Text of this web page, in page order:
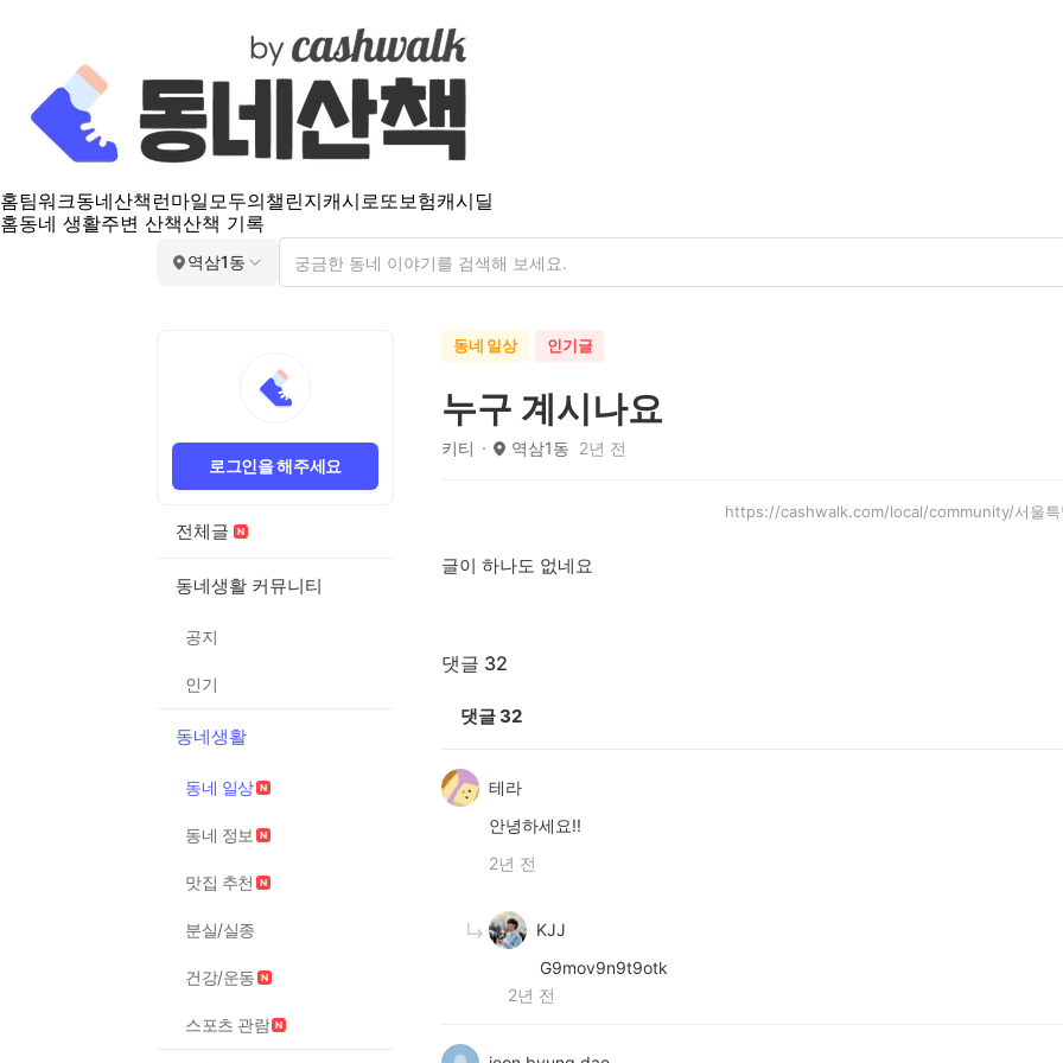
홈팀워크동네산책 런마일모두의챌린지캐시로또보험캐시딜
홈동네 생활주변 산책산책 기록
역삼1동
로그인을 해주세요
전체글
동네생활 커뮤니티
공지
인기
동네생활
동네 일상
동네 정보
맛집 추천
분실/실종
건강/운동
스포츠 관람
동네 일상 인기글
누구 계시나요
키티 역삼1동 2년 전
https://cashwalk.com/local/community/서울
글이 하나도 없네요
댓글 32
댓글 32
테라
안녕하세요!!
2년 전
KJJ
G9mov9n9t9otk
2년 전